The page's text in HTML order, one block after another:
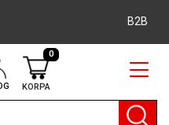
B2B
KORPA
0